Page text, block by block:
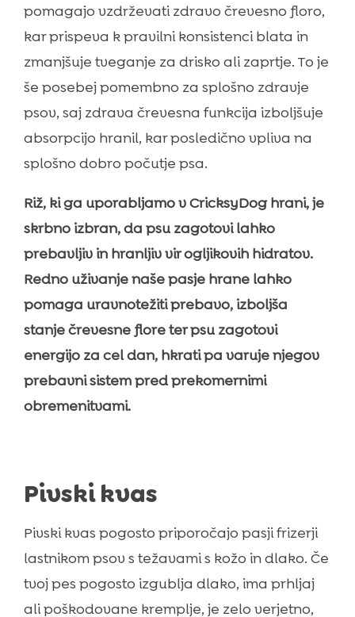
pomagajo vzdrževati zdravo črevesno floro,
kar prispeva k pravilni konsistenci blata in
zmanjšuje tveganje za drisko ali zaprtje. To je
še posebej pomembno za splošno zdravje
psov, saj zdrava črevesna funkcija izboljšuje
absorpcijo hranil, kar posledično vpliva na
splošno dobro počutje psa.
Riž, ki ga uporabljamo v CricksyDog hrani, je
skrbno izbran, da psu zagotovi lahko
prebavljiv in hranljiv vir ogljikovih hidratov.
Redno uživanje naše pasje hrane lahko
pomaga uravnotežiti prebavo, izboljša
stanje črevesne flore ter psu zagotovi
energijo za cel dan, hkrati pa varuje njegov
prebavni sistem pred prekomernimi
obremenitvami.
Pivski kvas
Pivski kvas pogosto priporočajo pasji frizerji
lastnikom psov s težavami s kožo in dlako. Če
tvoj pes pogosto izgublja dlako, ima prhljaj
ali poškodovane kremplje, je zelo verjetno,